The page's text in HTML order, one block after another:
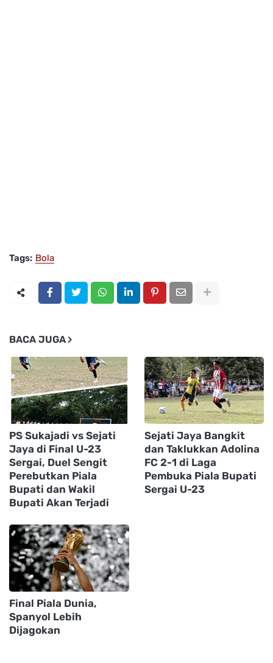
Tags: Bola
BACA JUGA
PS Sukajadi vs Sejati
Jaya di Final U-23
Sergai, Duel Sengit
Perebutkan Piala
Bupati dan Wakil
Bupati Akan Terjadi
Sejati Jaya Bangkit
dan Taklukkan Adolina
FC 2-1 di Laga
Pembuka Piala Bupati
Sergai U-23
Final Piala Dunia,
Spanyol Lebih
Dijagokan